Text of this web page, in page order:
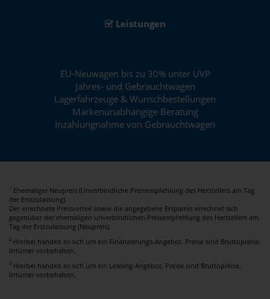
Leistungen
EU-Neuwagen bis zu 30% unter UVP
Jahres- und Gebrauchtwagen
Lagerfahrzeuge & Wunschbestellungen
Markenunabhängige Beratung
Inzahlungnahme von Gebrauchtwagen
1
Ehemaliger Neupreis (Unverbindliche Preisempfehlung des Herstellers am Tag
der Erstzulassung).
Der errechnete Preisvorteil sowie die angegebene Ersparnis errechnet sich
gegenüber der ehemaligen unverbindlichen Preisempfehlung des Herstellers am
Tag der Erstzulassung (Neupreis).
2 Hierbei handelt es sich um ein Finanzierungs-Angebot. Preise sind Bruttopreise.
Irrtümer vorbehalten.
3 Hierbei handelt es sich um ein Leasing-Angebot. Preise sind Bruttopreise.
Irrtümer vorbehalten.